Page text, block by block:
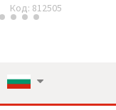
Код: 812505